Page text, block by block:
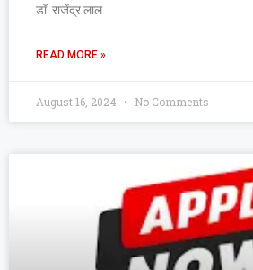
डॉ. राजेंद्र लाल
READ MORE »
August 16, 2024 No Comments